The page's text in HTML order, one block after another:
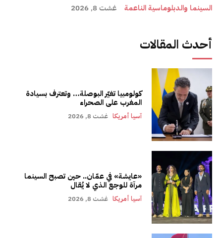
السينما والدبلوماسية الناعمة غشت 8, 2026
أحدث المقالات
كولومبيا تغيّر البوصلة… وتعترف بسيادة
المغرب على الصحراء
آسيا أمريكا غشت 8, 2026
«عايشة» في عمّان.. حين تصبح السينما
مرآة للوجع الذي لا يُقال
آسيا أمريكا غشت 8, 2026